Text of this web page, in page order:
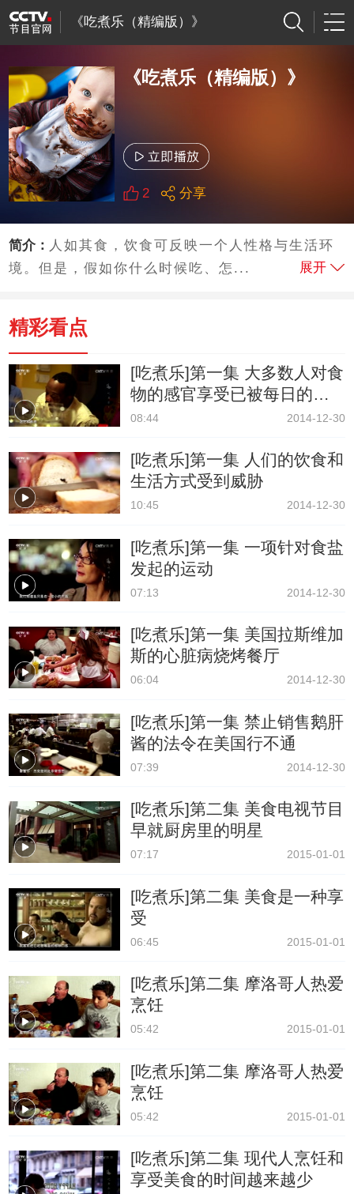
《吃煮乐（精编版）》
《吃煮乐（精编版）》
2 分享
简介： 人如其食，饮食可反映一个人性格与生活环
境。但是，假如你什么时候吃、怎...
展开
精彩看点
[吃煮乐]第一集 大多数人对食
物的感官享受已被每日的焦
虑所取代
08:44 2014-12-30
[吃煮乐]第一集 人们的饮食和
生活方式受到威胁
10:45 2014-12-30
[吃煮乐]第一集 一项针对食盐
发起的运动
07:13 2014-12-30
[吃煮乐]第一集 美国拉斯维加
斯的心脏病烧烤餐厅
06:04 2014-12-30
[吃煮乐]第一集 禁止销售鹅肝
酱的法令在美国行不通
07:39 2014-12-30
[吃煮乐]第二集 美食电视节目
早就厨房里的明星
07:17 2015-01-01
[吃煮乐]第二集 美食是一种享
受
06:45 2015-01-01
[吃煮乐]第二集 摩洛哥人热爱
烹饪
05:42 2015-01-01
[吃煮乐]第二集 摩洛哥人热爱
烹饪
05:42 2015-01-01
[吃煮乐]第二集 现代人烹饪和
享受美食的时间越来越少